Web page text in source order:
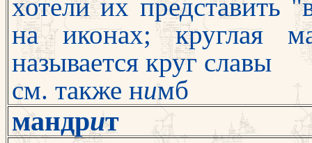
хотели их представить
на иконах; круглая
называется круг славы
см. также нимб
мандрит